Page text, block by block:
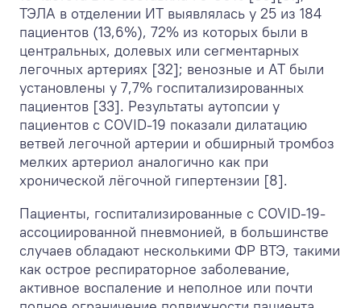
ТЭЛА в отделении ИТ выявлялась у 25 из 184
пациентов (13,6%), 72% из которых были в
центральных, долевых или сегментарных
легочных артериях [32]; венозные и АТ были
установлены у 7,7% госпитализированных
пациентов [33]. Результаты аутопсии у
пациентов с COVID-19 показали дилатацию
ветвей легочной артерии и обширный тромбоз
мелких артериол аналогично как при
хронической лёгочной гипертензии [8].
Пациенты, госпитализированные с COVID-19-
ассоциированной пневмонией, в большинстве
случаев обладают несколькими ФР ВТЭ, такими
как острое респираторное заболевание,
активное воспаление и неполное или почти